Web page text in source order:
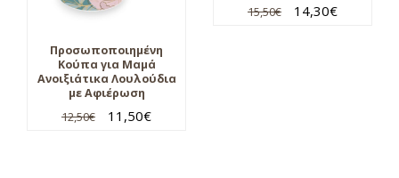
Προσωποποιημένη
Κούπα για Μαμά
Ανοιξιάτικα Λουλούδια
με Αφιέρωση
12,50€ 11,50€
15,50€ 14,30€